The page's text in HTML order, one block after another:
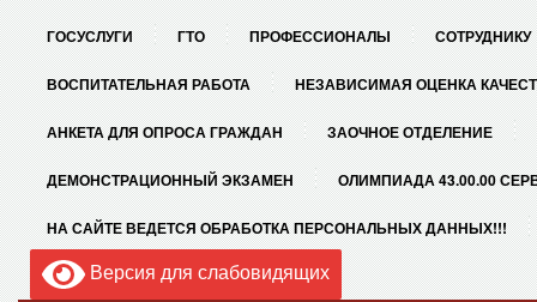
ГОСУСЛУГИ ГТО ПРОФЕССИОНАЛЫ СОТРУДНИКУ
ВОСПИТАТЕЛЬНАЯ РАБОТА НЕЗАВИСИМАЯ ОЦЕНКА
АНКЕТА ДЛЯ ОПРОСА ГРАЖДАН ЗАОЧНОЕ ОТДЕЛЕНИЕ
ДЕМОНСТРАЦИОННЫЙ ЭКЗАМЕН ОЛИМПИАДА 43.00.00
НА САЙТЕ ВЕДЕТСЯ ОБРАБОТКА ПЕРСОНАЛЬНЫХ ДАННЫХ!!!
Версия для слабовидящих